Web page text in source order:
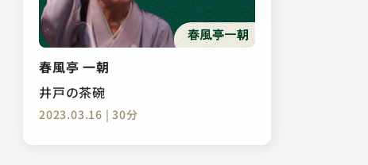
春風亭 一朝
井戸の茶碗
2023.03.16 | 30分